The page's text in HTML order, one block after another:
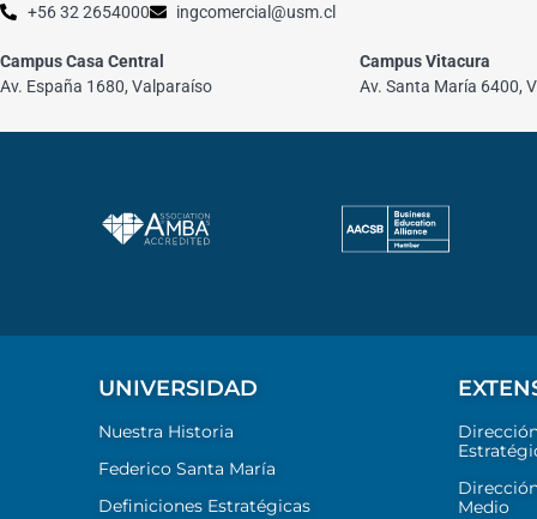
+56 32 2654000 ingcomercial@usm.cl
Campus Casa Central
Av. España 1680, Valparaíso
Campus Vitacura
Av. Santa María 6400,
UNIVERSIDAD
Nuestra Historia
Federico Santa María
Definiciones Estratégicas
Medio